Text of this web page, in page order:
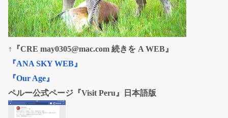
↑『CRE may0305@mac.com 続きを A WEB』
『ANA SKY WEB』
『Our Age』
ペルー公式ページ『Visit Peru』日本語版